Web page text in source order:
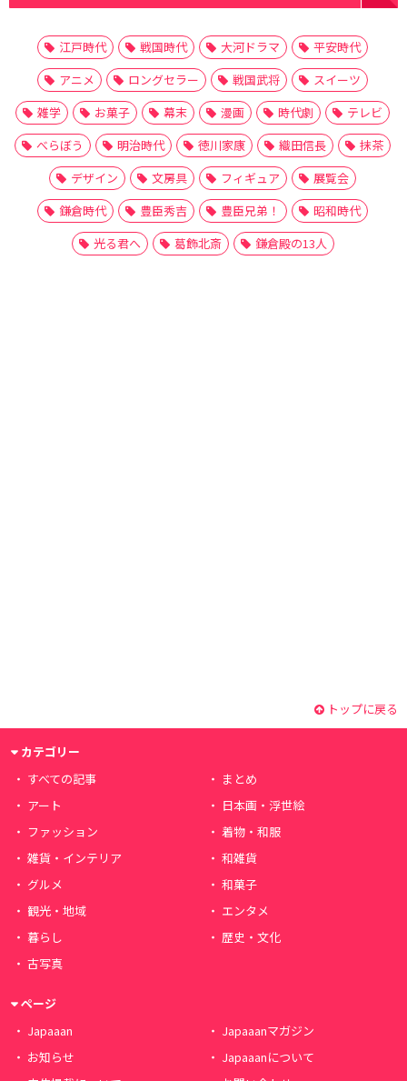
江戸時代 戦国時代 大河ドラマ
平安時代
アニメ
ロングセラー 戦国武将
スイーツ
雑学
お菓子 幕末 漫画 時代劇
テレビ
べらぼう
明治時代 徳川家康 織田信長
抹茶
デザイン
文房具 フィギュア
展覧会
鎌倉時代
豊臣秀吉 豊臣兄弟！
昭和時代
光る君へ
葛飾北斎 鎌倉殿の13人
トップに戻る
カテゴリー
すべての記事
まとめ
アート
日本画・浮世絵
ファッション
着物・和服
雑貨・インテリア
和雑貨
グルメ
和菓子
観光・地域
エンタメ
暮らし
歴史・文化
古写真
ページ
Japaaan
Japaaanマガジン
お知らせ
Japaaanについて